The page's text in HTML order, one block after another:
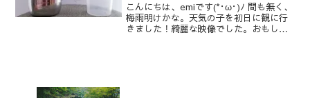
こんにちは、emiです(*･ω･)ﾉ 間も無く、
梅雨明けかな。天気の子を初日に観に行
きました！綺麗な映像でした。おもしろ